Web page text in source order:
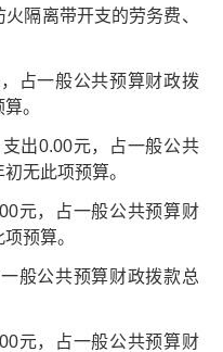
隔离带开支的劳务费、
占一般公共预算财政拨
。
出0.00元，占一般公共
无此项预算。
元，占一般公共预算财
预算。
般公共预算财政拨款总
元，占一般公共预算财